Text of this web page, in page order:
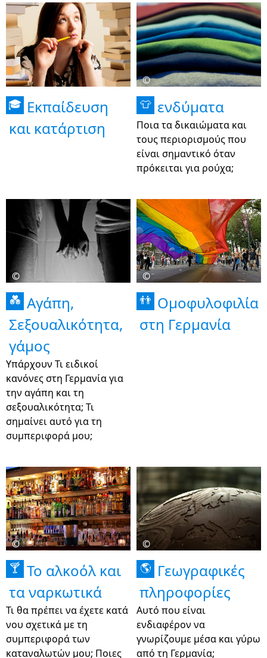
🎓 Εκπαίδευση
και κατάρτιση
©
👕 ενδύματα
Ποια τα δικαιώματα και
τους περιορισμούς που
είναι σημαντικό όταν
πρόκειται για ρούχα;
©
💑 Αγάπη,
Σεξουαλικότητα,
γάμος
Υπάρχουν Τι ειδικοί
κανόνες στη Γερμανία για
την αγάπη και τη
σεξουαλικότητα; Τι
σημαίνει αυτό για τη
συμπεριφορά μου;
©
👬 Ομοφυλοφιλία
στη Γερμανία
©
🍸 Το αλκοόλ και
τα ναρκωτικά
Τι θα πρέπει να έχετε κατά
νου σχετικά με τη
συμπεριφορά των
καταναλωτών μου; Ποιες
©
🌎
Γεωγραφικές
πληροφορίες
Αυτό που είναι
ενδιαφέρον να
γνωρίζουμε μέσα και γύρω
από τη Γερμανία;